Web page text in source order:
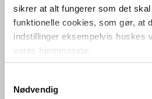
sikrer at alt fungerer som det
funktionelle cookies, som gør, at
indstillinger eksempelvis huskes
vores hjemmeside.
Foruden nødvendige og
cookies. Disse bruger vi bl.a. til
Nødvendig